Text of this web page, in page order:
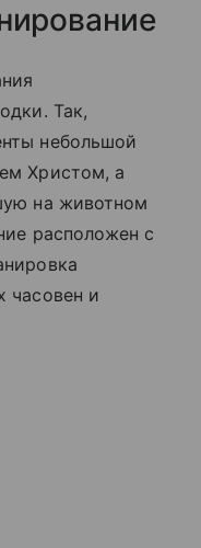
Так,
небольшой
Христом, а
на животном
расположен с
часовен и